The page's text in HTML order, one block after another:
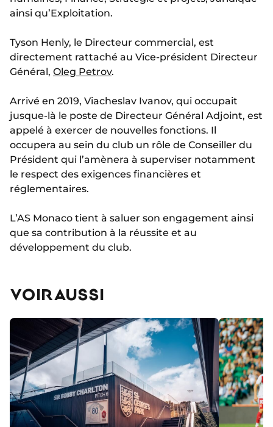
ainsi qu’Exploitation.
Tyson Henly, le Directeur commercial, est
directement rattaché au Vice-président Directeur
Général, Oleg Petrov.
Arrivé en 2019, Viacheslav Ivanov, qui occupait
jusque-là le poste de Directeur Général Adjoint, est
appelé à exercer de nouvelles fonctions. Il
occupera au sein du club un rôle de Conseiller du
Président qui l’amènera à superviser notamment
le respect des exigences financières et
réglementaires.
L’AS Monaco tient à saluer son engagement ainsi
que sa contribution à la réussite et au
développement du club.
VOIR AUSSI